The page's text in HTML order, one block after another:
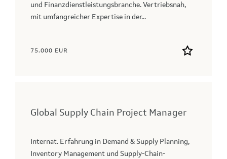
und Finanzdienstleistungsbranche. Vertriebsnah,
mit umfangreicher Expertise in der...
75.000 EUR
Global Supply Chain Project Manager
Internat. Erfahrung in Demand & Supply Planning,
Inventory Management und Supply-Chain-